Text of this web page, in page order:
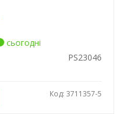
сьогодні
PS23046
Код: 3711357-5